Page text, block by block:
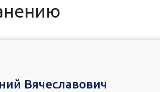
Вячеславович